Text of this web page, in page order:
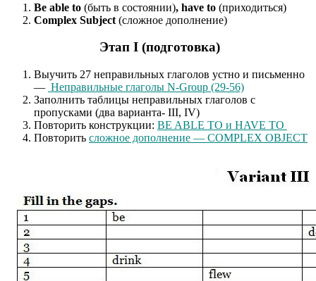
Be able to (быть в состоянии), have to (приходиться)
Complex Subject (сложное дополнение)
Этап I (подготовка)
Выучить 27 неправильных глаголов устно и письменно
— Неправильные глаголы N-Group (29-56)
Заполнить таблицы неправильных глаголов с
пропусками (два варианта- III, IV)
Повторить конструкции: BE ABLE TO и HAVE TO
Повторить сложное дополнение — COMPLEX OBJECT